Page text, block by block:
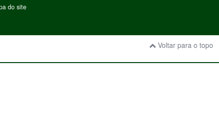
do site
Voltar para o topo